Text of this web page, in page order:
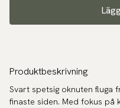
Produktbeskrivning
Svart spetsig oknuten fluga
finaste siden. Med fokus